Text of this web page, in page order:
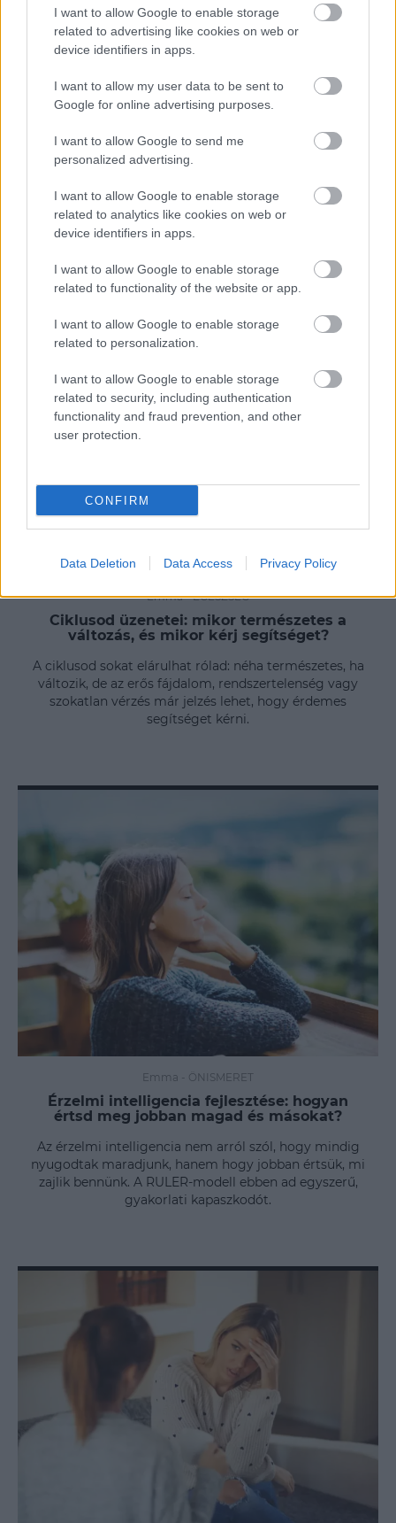
I want to allow Google to enable storage
related to advertising like cookies on web or
device identifiers in apps.
I want to allow my user data to be sent to
Google for online advertising purposes.
I want to allow Google to send me
personalized advertising.
I want to allow Google to enable storage
related to analytics like cookies on web or
device identifiers in apps.
I want to allow Google to enable storage
related to functionality of the website or app.
I want to allow Google to enable storage
related to personalization.
I want to allow Google to enable storage
related to security, including authentication
functionality and fraud prevention, and other
user protection.
CONFIRM
Data Deletion Data Access Privacy Policy
SZÉPSÉG
Hajfény, puhaság, tartás: apró lépések az
egészségesebb hatású hajért
A fényesebb, puhább és rendezettebb hatású haj
sokszor apró szokásokon múlik. Mutatjuk, hogyan
hozhatsz ki többet a tincseidből túlbonyolított rutin
nélkül.
Emma-EGÉSZSÉG
Ciklusod üzenetei: mikor természetes a
változás, és mikor kérj segítséget?
A ciklusod sokat elárulhat rólad: néha természetes, ha
változik, de az erős fájdalom, rendszertelenség vagy
szokatlan vérzés már jelzés lehet, hogy érdemes
segítséget kérni.
Emma - ÖNISMERET
Érzelmi intelligencia fejlesztése: hogyan
értsd meg jobban magad és másokat?
Az érzelmi intelligencia nem arról szól, hogy mindig
nyugodtak maradjunk, hanem hogy jobban értsük, mi
zajlik bennünk. A RULER-modell ebben ad egyszerű,
gyakorlati kapaszkodót.